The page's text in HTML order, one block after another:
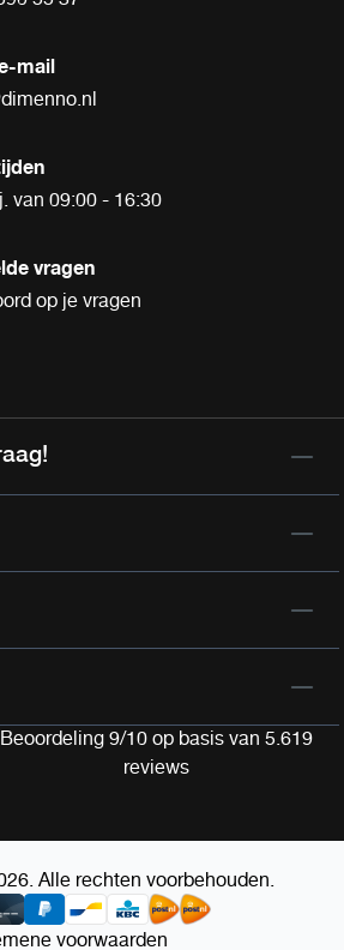
mail
van 09:00 - 16:30
vragen
op je vragen
Beoordeling 9/10 op basis van 5.619
reviews
Alle rechten voorbehouden.
voorwaarden